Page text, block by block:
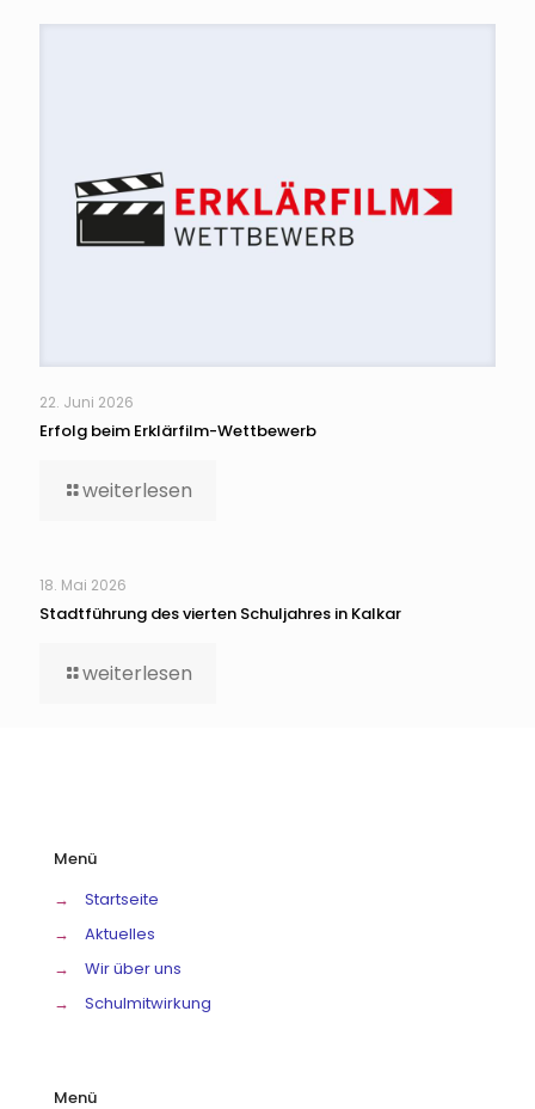
22. Juni 2026
Erfolg beim Erklärfilm-Wettbewerb
weiterlesen
18. Mai 2026
Stadtführung des vierten Schuljahres in Kalkar
weiterlesen
Menü
→
Startseite
→
Aktuelles
→
Wir über uns
→
Schulmitwirkung
Menü